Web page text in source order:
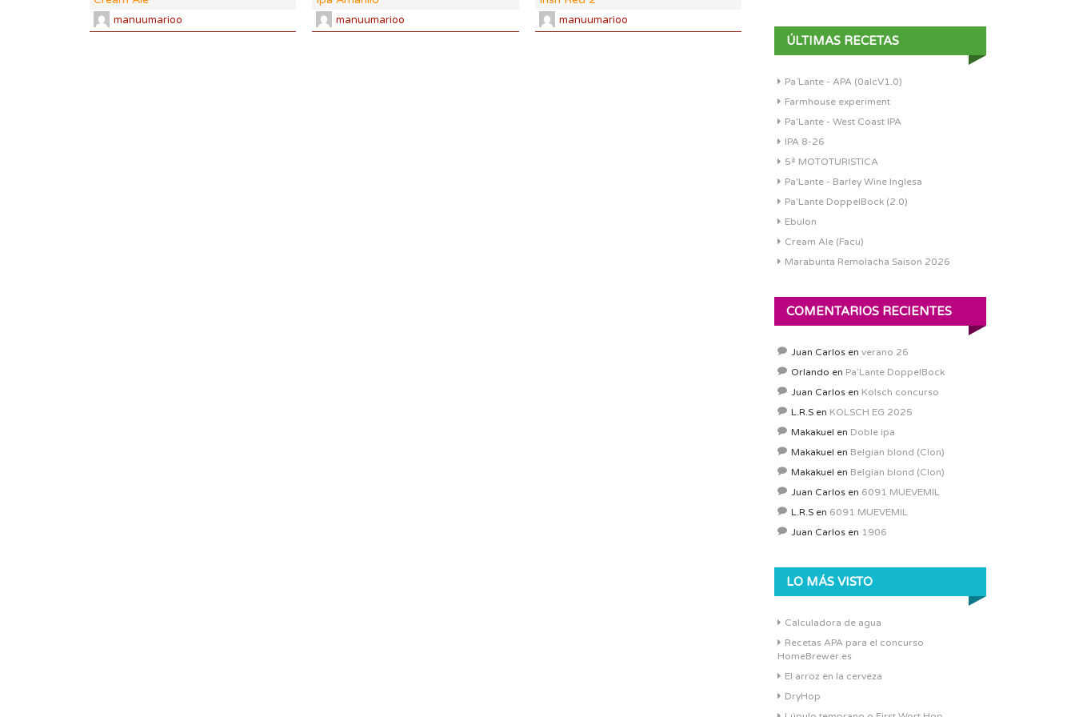
manuumarioo manuumarioo manuumarioo
ÚLTIMAS RECETAS
Pa´Lante - APA (0alcV1.0)
Farmhouse experiment
Pa'Lante - West Coast IPA
IPA 8-26
5ª MOTOTURISTICA
Pa'Lante - Barley Wine Inglesa
Pa’Lante DoppelBock (2.0)
Ebulon
Cream Ale (Facu)
Marabunta Remolacha Saison 2026
COMENTARIOS RECIENTES
Juan Carlos en verano 26
Orlando en Pa’Lante DoppelBock
Juan Carlos en Kolsch concurso
L.R.S en KOLSCH EG 2025
Makakuel en Doble ipa
Makakuel en Belgian blond (Clon)
Makakuel en Belgian blond (Clon)
Juan Carlos en 6091 MUEVEMIL
L.R.S en 6091 MUEVEMIL
Juan Carlos en 1906
LO MÁS VISTO
Calculadora de agua
Recetas APA para el concurso
HomeBrewer.es
El arroz en la cerveza
DryHop